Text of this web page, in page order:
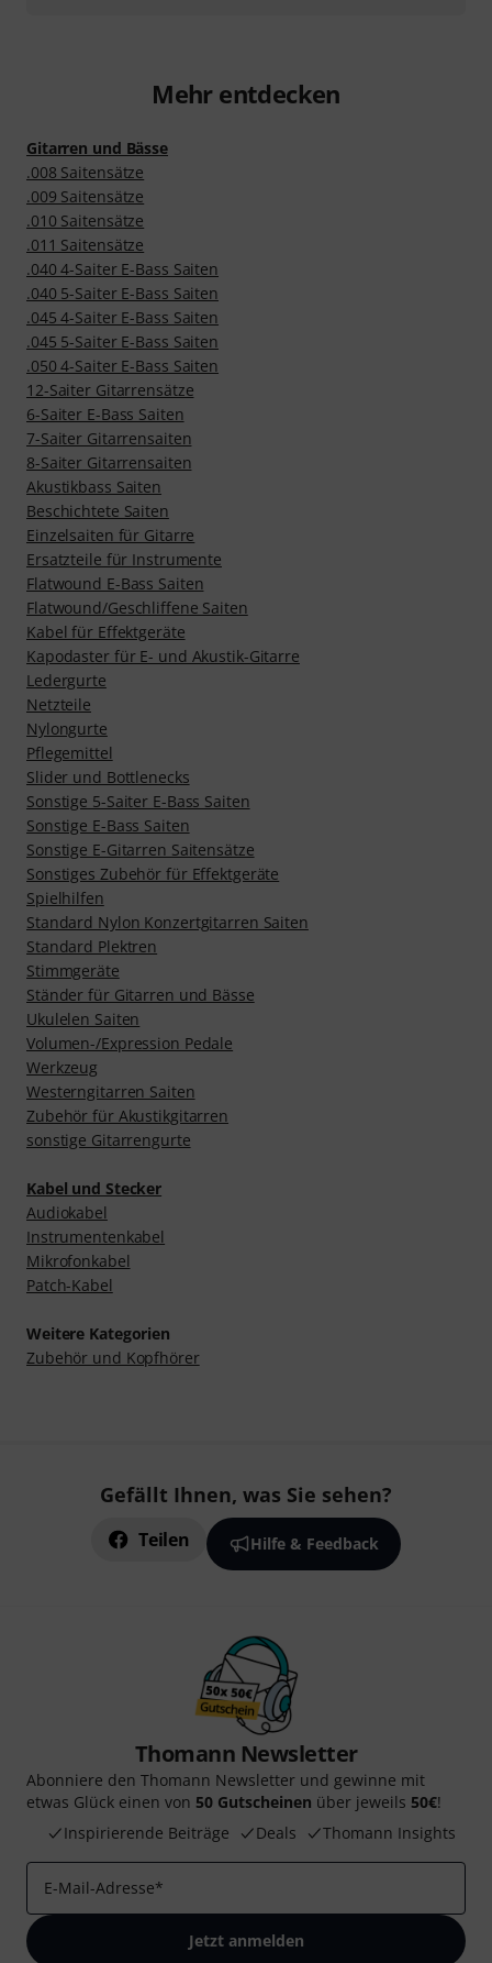
Mehr entdecken
Gitarren und Bässe
.008 Saitensätze
.009 Saitensätze
.010 Saitensätze
.011 Saitensätze
.040 4-Saiter E-Bass Saiten
.040 5-Saiter E-Bass Saiten
.045 4-Saiter E-Bass Saiten
.045 5-Saiter E-Bass Saiten
.050 4-Saiter E-Bass Saiten
12-Saiter Gitarrensätze
6-Saiter E-Bass Saiten
7-Saiter Gitarrensaiten
8-Saiter Gitarrensaiten
Akustikbass Saiten
Beschichtete Saiten
Einzelsaiten für Gitarre
Ersatzteile für Instrumente
Flatwound E-Bass Saiten
Flatwound/Geschliffene Saiten
Kabel für Effektgeräte
Kapodaster für E- und Akustik-Gitarre
Ledergurte
Netzteile
Nylongurte
Pflegemittel
Slider und Bottlenecks
Sonstige 5-Saiter E-Bass Saiten
Sonstige E-Bass Saiten
Sonstige E-Gitarren Saitensätze
Sonstiges Zubehör für Effektgeräte
Spielhilfen
Standard Nylon Konzertgitarren Saiten
Standard Plektren
Stimmgeräte
Ständer für Gitarren und Bässe
Ukulelen Saiten
Volumen-/Expression Pedale
Werkzeug
Westerngitarren Saiten
Zubehör für Akustikgitarren
sonstige Gitarrengurte
Kabel und Stecker
Audiokabel
Instrumentenkabel
Mikrofonkabel
Patch-Kabel
Weitere Kategorien
Zubehör und Kopfhörer
Gefällt Ihnen, was Sie sehen?
Teilen Hilfe & Feedback
Thomann Newsletter
Abonniere den Thomann Newsletter und gewinne mit
etwas Glück einen von 50 Gutscheinen über jeweils 50€!
Inspirierende Beiträge
Deals Thomann Insights
E-Mail-Adresse*
Jetzt anmelden